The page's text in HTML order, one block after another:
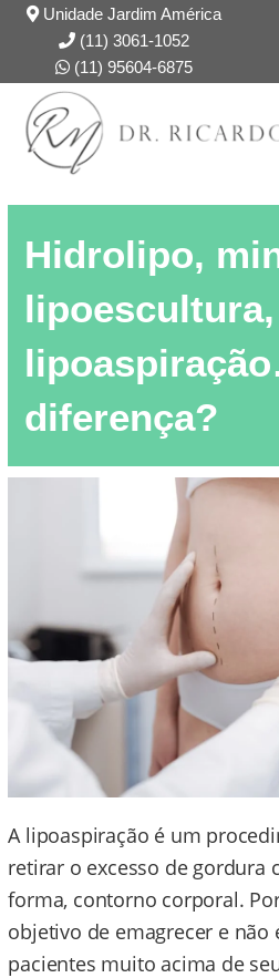
Unidade Jardim América
(11) 3061-1052
(11) 95604-6875
Hidrolipo,
lipoescultura,
diferença?
A lipoaspiração é um
retirar o excesso de gordura
forma, contorno corporal.
objetivo de emagrecer e não
pacientes muito acima de